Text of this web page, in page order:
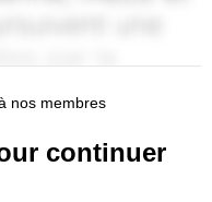
nos membres
continuer